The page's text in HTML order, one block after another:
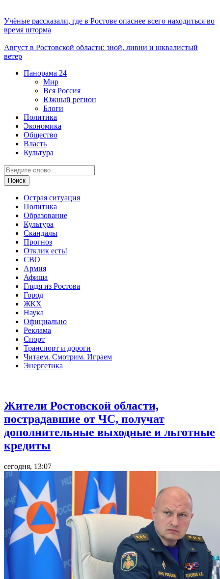
Учёные рассказали, где в Ростове опаснее всего находиться во
время шторма
Август в Ростовской области: зной, ливни и шквалистый
ветер
Панорама 24
Мир
Вся Россия
Южный регион
Блоги
Политика
Экономика
Общество
Власть
Культура
Острая ситуация
Политика
Образование
Культура
Скандалы
Прогноз
Отклик есть!
СВО
Армия
Афиша
Глядя из Ростова
Город
ЖКХ
Наука
Официально
Реклама
Спорт
Транспорт и дороги
Читаем. Смотрим. Играем
Энергетика
Жители Ростовской области,
пострадавшие от ЧС, получат
дополнительные выходные и льготные
кредиты
сегодня, 13:07